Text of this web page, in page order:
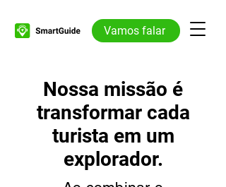
Vamos falar
Nossa missão é
transformar cada
turista em um
explorador.